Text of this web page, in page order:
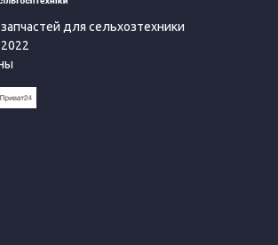
для сельхозтехники